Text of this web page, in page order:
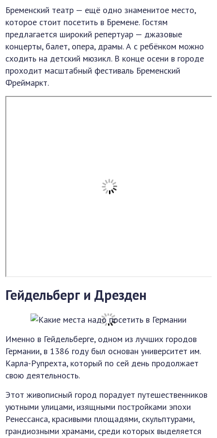
Бременский театр — ещё одно знаменитое место,
которое стоит посетить в Бремене. Гостям
предлагается широкий репертуар — джазовые
концерты, балет, опера, драмы. А с ребёнком можно
сходить на детский мюзикл. В конце осени в городе
проходит масштабный фестиваль Бременский
Фреймаркт.
Гейдельберг и Дрезден
Именно в Гейдельберге, одном из лучших городов
Германии, в 1386 году был основан университет им.
Карла-Рупрехта, который по сей день продолжает
свою деятельность.
Этот живописный город порадует путешественников
уютными улицами, изящными постройками эпохи
Ренессанса, красивыми площадями, скульптурами,
грандиозными храмами, среди которых выделяется